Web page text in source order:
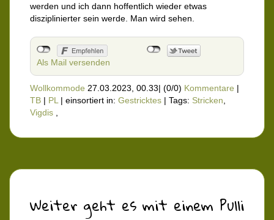
werden und ich dann hoffentlich wieder etwas
disziplinierter sein werde. Man wird sehen.
Als Mail versenden
Wollkommode 27.03.2023, 00.33| (0/0) Kommentare |
TB | PL| einsortiert in: Gestricktes | Tags: Stricken,
Vigdis ,
Weiter geht es mit einem Pulli